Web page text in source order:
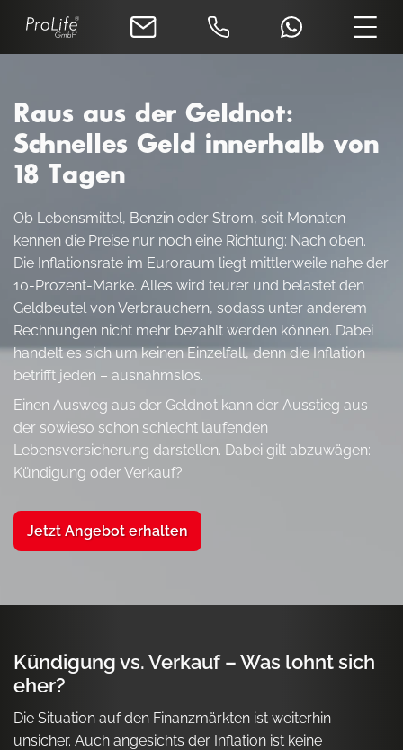
Raus aus der Geldnot:
Schnelles Geld innerhalb von
18 Tagen
Ob Lebensmittel, Benzin oder Strom, seit Monaten
kennen die Preise nur noch eine Richtung: Nach oben.
Die Inflationsrate im Euroraum liegt mittlerweile nahe der
10-Prozent-Marke. Alles wird teurer und belastet den
Geldbeutel von Verbrauchern, sodass unter anderem
Rechnungen nicht mehr bezahlt werden können. Dabei
handelt es sich um keinen Einzelfall, denn die Inflation
betrifft jeden – ausnahmslos.
Einen Ausweg aus der Geldnot kann der Ausstieg aus
der sowieso schon schlecht laufenden
Lebensversicherung darstellen. Dabei gilt abzuwägen:
Kündigung oder Verkauf?
Jetzt Angebot erhalten
Kündigung vs. Verkauf – Was lohnt sich
eher?
Die Situation auf den Finanzmärkten ist weiterhin
unsicher. Auch angesichts der Inflation ist keine